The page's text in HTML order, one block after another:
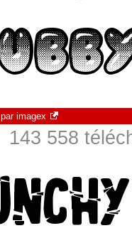
par imagex
143 558